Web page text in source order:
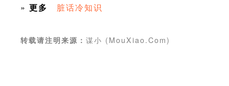
» 更多 脏话冷知识
转载请注明来源： 谋小 (MouXiao.Com)